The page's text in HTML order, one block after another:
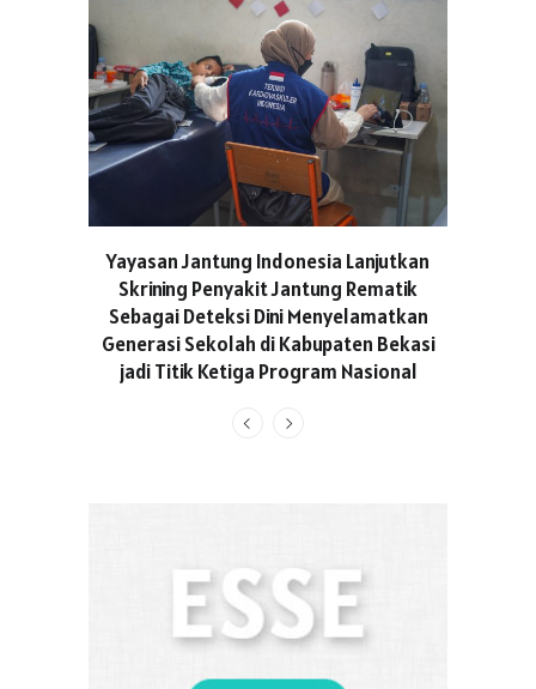
Yayasan Jantung Indonesia Lanjutkan
Skrining Penyakit Jantung Rematik
Sebagai Deteksi Dini Menyelamatkan
Generasi Sekolah di Kabupaten Bekasi
jadi Titik Ketiga Program Nasional